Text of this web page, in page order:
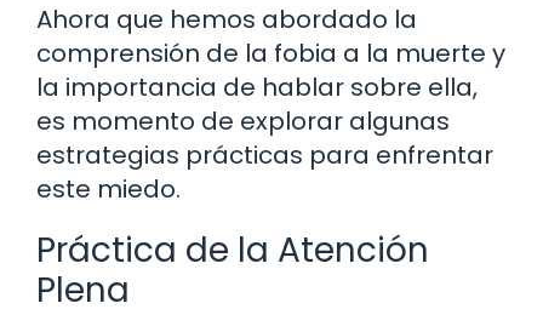
Ahora que hemos abordado la
comprensión de la fobia a la muerte y
la importancia de hablar sobre ella,
es momento de explorar algunas
estrategias prácticas para enfrentar
este miedo.
Práctica de la Atención
Plena